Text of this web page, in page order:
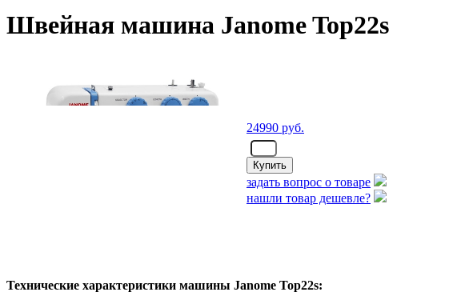
Швейная машина Janome Top22s
24990 руб.
задать вопрос о товаре
нашли товар дешевле?
Технические характеристики машины Janome Top22s: